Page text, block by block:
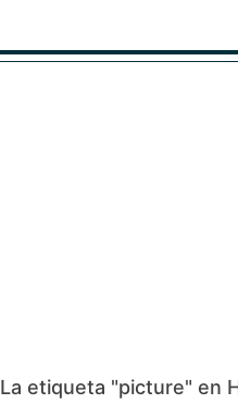
La etiqueta "picture" en